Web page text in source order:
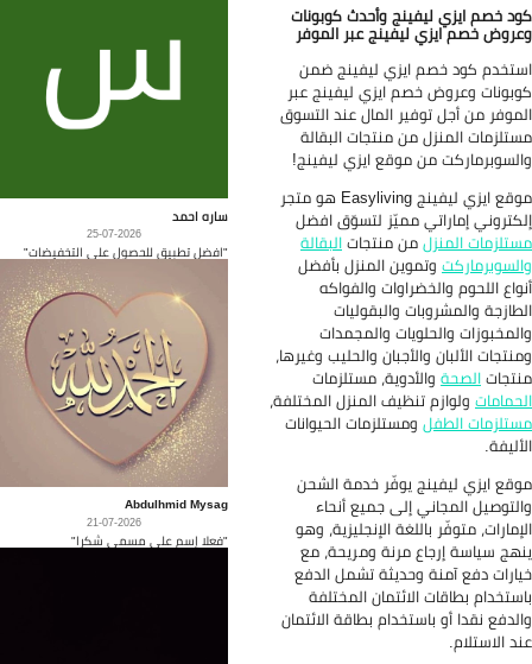
خصم ايزي ليفينج وأحدث كوبونات
خصم ايزي ليفينج عبر الموفر
كود خصم ايزي ليفينج ضمن
وعروض خصم ايزي ليفينج عبر
من أجل توفير المال عند التسوق
المنزل من منتجات البقالة
من موقع ايزي ليفينج!
موقع ايزي ليفينج Easyliving هو متجر
إماراتي مميّز لتسوّق افضل
المنزلمن منتجاتالبقالة
وتموين المنزل بأفضل
اللحوم والخضراوات والفواكه
والمشروبات والبقوليات
والحلويات والمجمدات
الألبان والأجبان والحليب وغيرها،
الصحةوالأدوية، مستلزمات
ولوازم تنظيف المنزل المختلفة،
الطفلومستلزمات الحيوانات
ايزي ليفينج يوفّر خدمة الشحن
المجاني إلى جميع أنحاء
متوفّر باللغة الإنجليزية، وهو
سياسة إرجاع مرنة ومريحة، مع
دفع آمنة وحديثة تشمل الدفع
بطاقات الائتمان المختلفة
نقدا أو باستخدام بطاقة الائتمان
الاستلام.
ساره احمد
25-07-2026
"افضل تطبيق للحصول على التخفيضات"
Abdulhmid Mysag
21-07-2026
"فعلا إسم على مسمى شكرا"